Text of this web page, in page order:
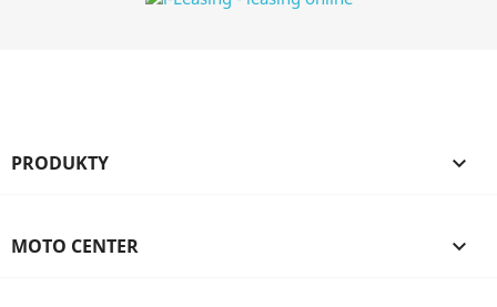
PRODUKTY 
MOTO CENTER 